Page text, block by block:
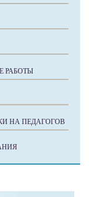
РАБОТЫ
НА ПЕДАГОГОВ